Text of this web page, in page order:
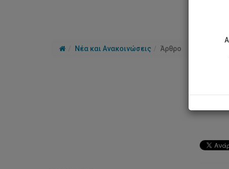
Νέα και Ανακοινώσεις Άρθρο